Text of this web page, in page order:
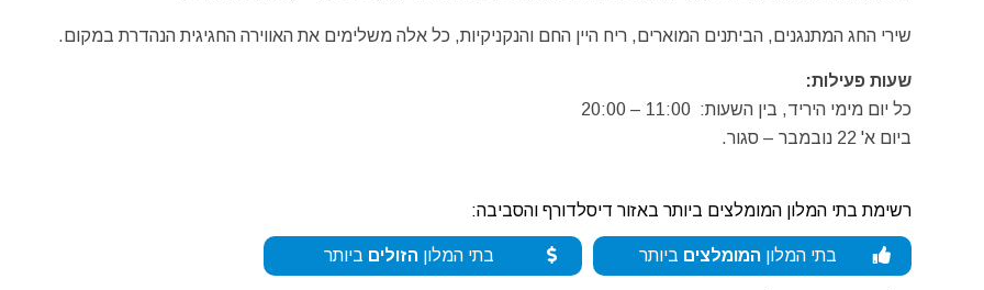
שירי החג המתנגנים, הביתנים המוארים, ריח היין החם והנקניקיות, כל אלה משלימים את האווירה החגיגית הנהדרת במקום.
שעות פעילות:
כל יום מימי היריד, בין השעות: 11:00 – 20:00
ביום א' 22 נובמבר – סגור.
רשימת בתי המלון המומלצים ביותר באזור דיסלדורף והסביבה:
בתי המלון המומלצים ביותר בתי המלוןהזולים ביותר